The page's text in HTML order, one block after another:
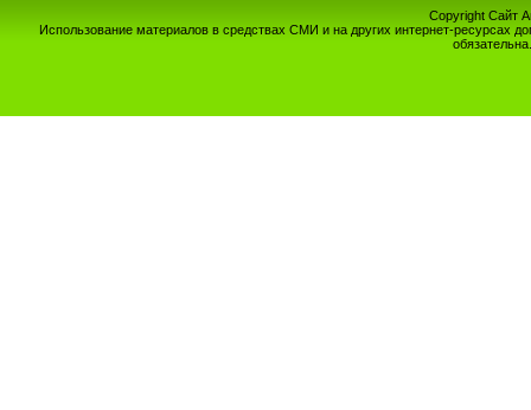
Copyright Сайт
Использование материалов в средствах СМИ и на других интернет-ресурсах
обязательна.